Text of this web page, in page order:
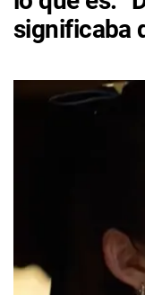
significaba